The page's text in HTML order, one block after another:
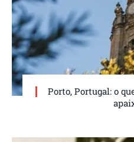
Porto, Portugal: o